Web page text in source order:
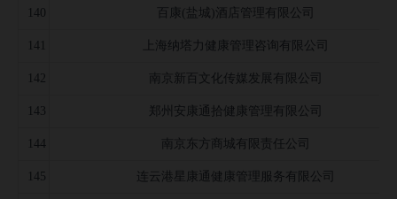
140 百康(盐城)酒店管理有限公司
141 上海纳塔力健康管理咨询有限公司
142 南京新百文化传媒发展有限公司
143 郑州安康通拾健康管理有限公司
144 南京东方商城有限责任公司
145 连云港星康通健康管理服务有限公司